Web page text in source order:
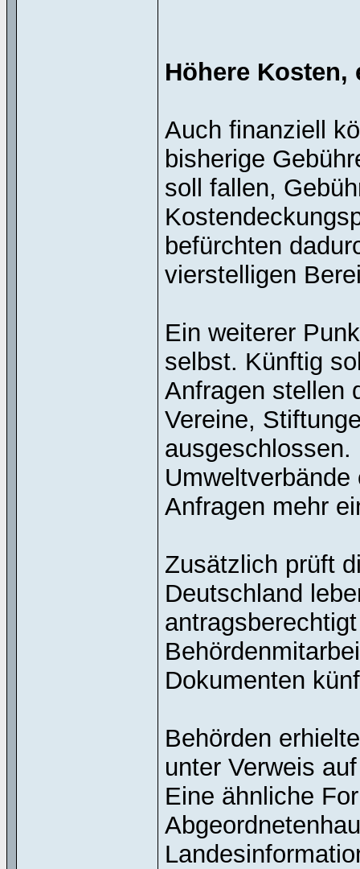
Höhere Kosten,
Auch finanziell
bisherige
soll fallen,
befürchten
vierstelligen
Ein weiterer
selbst. Künftig
Anfragen stellen
Vereine,
Anfragen mehr
Zusätzlich prüft
Deutschland
Dokumenten
Behörden
unter Verweis
Eine ähnliche